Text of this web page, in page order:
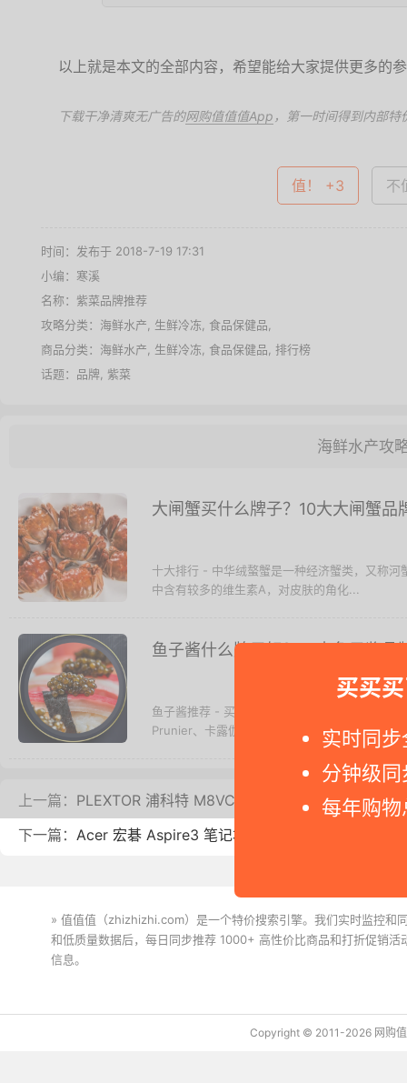
买买
实时同
分钟级
每年购
以上就是本文的全部内容，希望能给大家提供更多的
下载干净清爽无广告的网购值值值App ，第一时间得到内部特
值！ +3 不
时间：发布于 2018-7-19 17:31
小编：寒溪
名称： 紫菜品牌推荐
攻略分类： 海鲜水产 生鲜冷冻 食品保健品
商品分类： 海鲜水产 生鲜冷冻 食品保健品 排行榜
话题： 品牌 紫菜
海鲜水产攻
大闸蟹买什么牌子？10大大闸蟹品
十大排行 - 中华绒螯蟹是一种经济蟹类，又称
中含有较多的维生素A，对皮肤的角化...
鱼子酱什么牌子好？10大鱼子酱品
鱼子酱推荐 - 买鱼子酱选择什么牌子好呢？本
Prunier、卡露伽、...
上一篇： PLEXTOR 浦科特 M8VC 256G固态硬盘简单开箱
下一篇： Acer 宏碁 Aspire3 笔记本电脑开箱及使用感受分享
» 值值值（zhizhizhi.com）是一个特价搜索引擎。我们实时监控和
和低质量数据后，每日同步推荐 1000+ 高性价比商品和打折促销
信息。
Copyright © 2011-2026 网购